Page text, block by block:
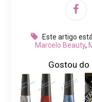
Este artigo
Marcelo Beauty,
Gostou do